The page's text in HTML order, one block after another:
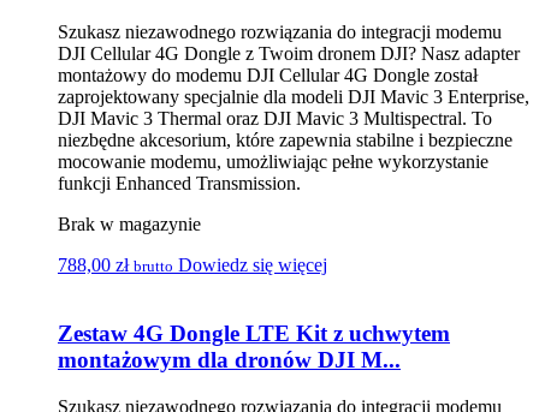
Szukasz niezawodnego rozwiązania do integracji modemu
DJI Cellular 4G Dongle z Twoim dronem DJI? Nasz adapter
montażowy do modemu DJI Cellular 4G Dongle został
zaprojektowany specjalnie dla modeli DJI Mavic 3 Enterprise,
DJI Mavic 3 Thermal oraz DJI Mavic 3 Multispectral. To
niezbędne akcesorium, które zapewnia stabilne i bezpieczne
mocowanie modemu, umożliwiając pełne wykorzystanie
funkcji Enhanced Transmission.
Brak w magazynie
788,00 zł brutto Dowiedz się więcej
Zestaw 4G Dongle LTE Kit z uchwytem
montażowym dla dronów DJI M...
Szukasz niezawodnego rozwiązania do integracji modemu